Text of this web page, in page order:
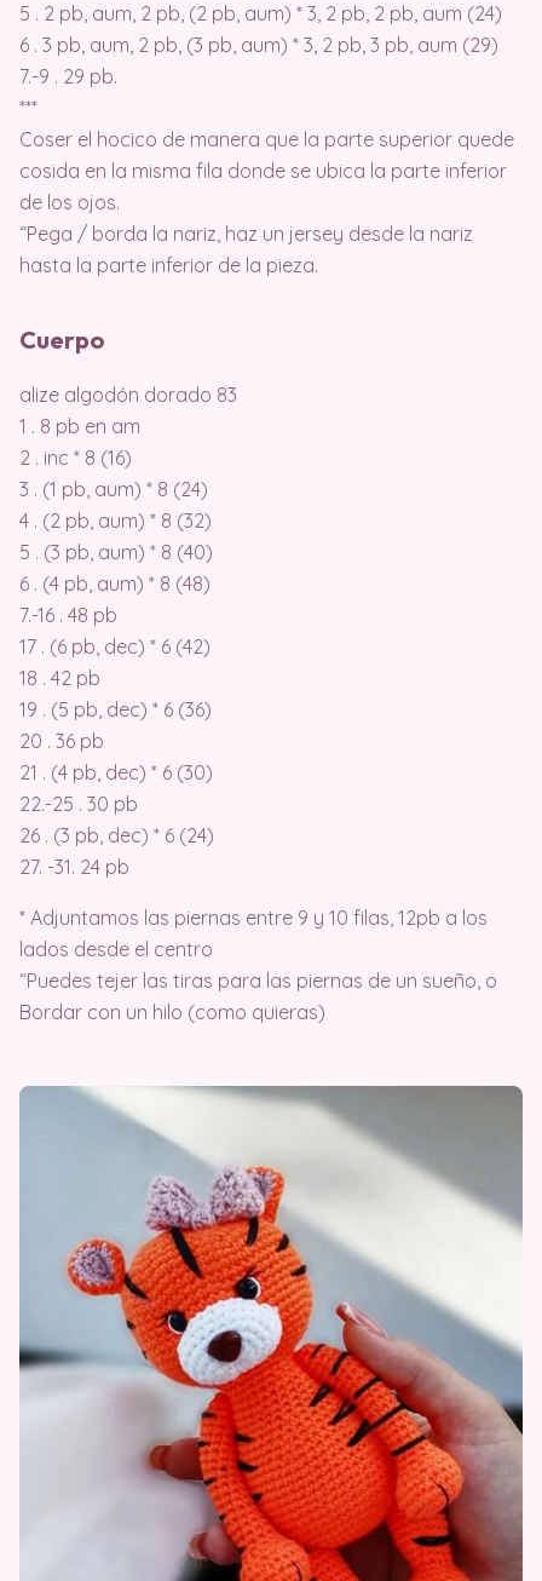
5 . 2 pb, aum, 2 pb, (2 pb, aum) * 3, 2 pb, 2 pb, aum (24)
6 . 3 pb, aum, 2 pb, (3 pb, aum) * 3, 2 pb, 3 pb, aum (29)
7.-9 . 29 pb.
***
Coser el hocico de manera que la parte superior quede
cosida en la misma fila donde se ubica la parte inferior
de los ojos.
“Pega / borda la nariz, haz un jersey desde la nariz
hasta la parte inferior de la pieza.
Cuerpo
alize algodón dorado 83
1 . 8 pb en am
2 . inc * 8 (16)
3 . (1 pb, aum) * 8 (24)
4 . (2 pb, aum) * 8 (32)
5 . (3 pb, aum) * 8 (40)
6 . (4 pb, aum) * 8 (48)
7.-16 . 48 pb
17 . (6 pb, dec) * 6 (42)
18 . 42 pb
19 . (5 pb, dec) * 6 (36)
20 . 36 pb
21 . (4 pb, dec) * 6 (30)
22.-25 . 30 pb
26 . (3 pb, dec) * 6 (24)
27. -31. 24 pb
* Adjuntamos las piernas entre 9 y 10 filas, 12pb a los
lados desde el centro
“Puedes tejer las tiras para las piernas de un sueño, o
Bordar con un hilo (como quieras)